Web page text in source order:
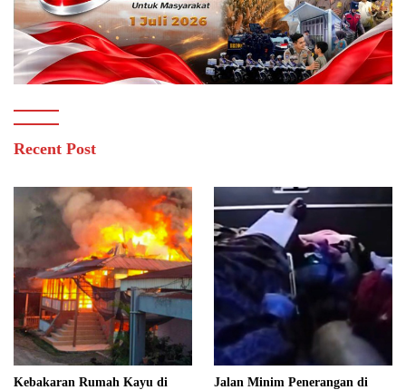
Recent Post
Kebakaran Rumah Kayu di
Jalan Minim Penerangan di